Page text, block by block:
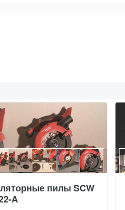
пилы SCW
A